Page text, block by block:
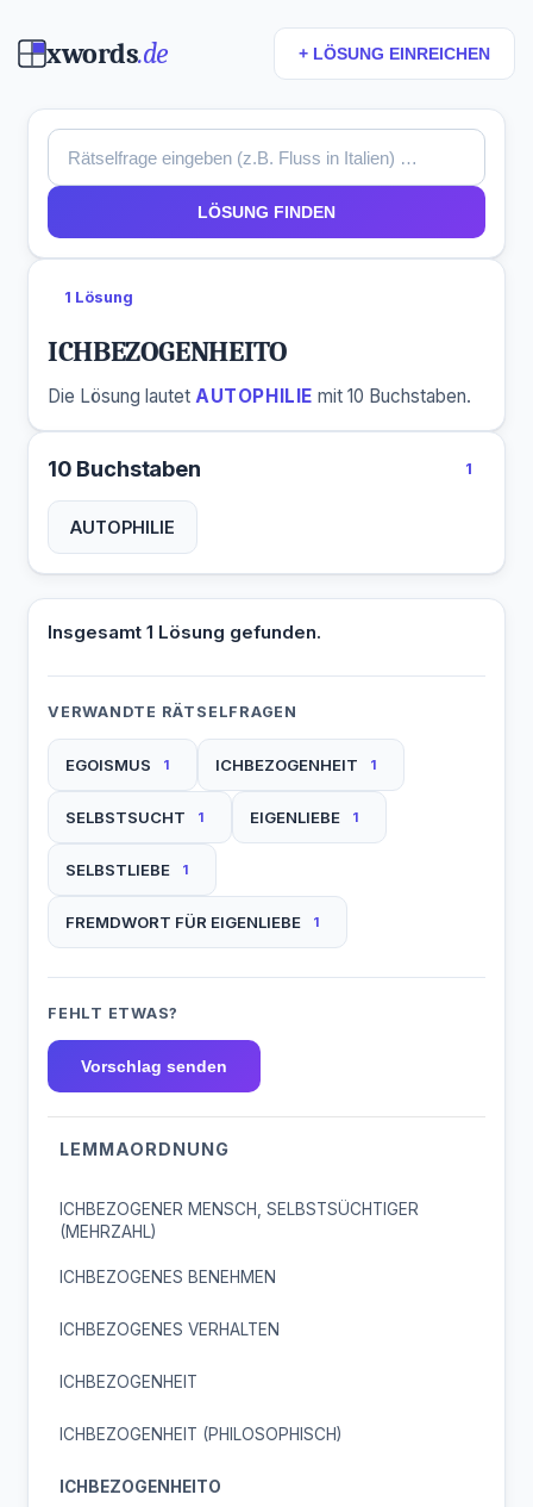
xwords.de + LÖSUNG EINREICHEN
LÖSUNG FINDEN
1 Lösung
ICHBEZOGENHEITO
Die Lösung lautet AUTOPHILIE mit 10 Buchstaben.
10 Buchstaben 1
AUTOPHILIE
Insgesamt 1 Lösung gefunden.
VERWANDTE RÄTSELFRAGEN
EGOISMUS 1 ICHBEZOGENHEIT 1
SELBSTSUCHT 1 EIGENLIEBE 1
SELBSTLIEBE 1
FREMDWORT FÜR EIGENLIEBE 1
FEHLT ETWAS?
Vorschlag senden
LEMMAORDNUNG
ICHBEZOGENER MENSCH, SELBSTSÜCHTIGER
(MEHRZAHL)
ICHBEZOGENES BENEHMEN
ICHBEZOGENES VERHALTEN
ICHBEZOGENHEIT
ICHBEZOGENHEIT (PHILOSOPHISCH)
ICHBEZOGENHEITO